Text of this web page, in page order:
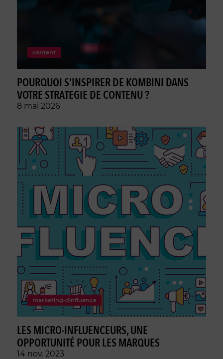
content
POURQUOI S'INSPIRER DE KOMBINI DANS
VOTRE STRATEGIE DE CONTENU ?
8 mai 2026
marketing-dinfluence
LES MICRO-INFLUENCEURS, UNE
OPPORTUNITÉ POUR LES MARQUES
14 nov. 2023